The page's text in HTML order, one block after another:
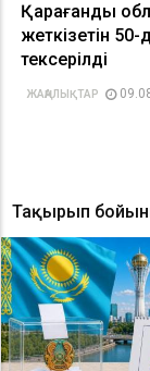
Қарағанды
жеткізетін
тексерілді
ЖАҢАЛЫҚТАР
Тақырып